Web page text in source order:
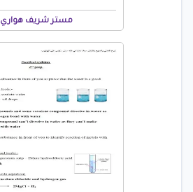
مستر شريف هواري